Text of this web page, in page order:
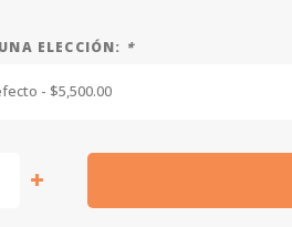
ELECCIÓN: *
- $5,500.00